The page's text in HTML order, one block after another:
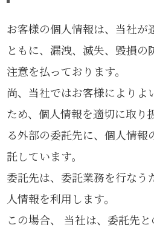
お客様の個人情報は、当社が
ともに、漏洩、滅失、毀損の
注意を払っております。
尚、当社ではお客様によりよ
ため、個人情報を適切に取り
る外部の委託先に、個人情報
託しています。
委託先は、委託業務を行なう
人情報を利用します。
この場合、 当社は、委託先